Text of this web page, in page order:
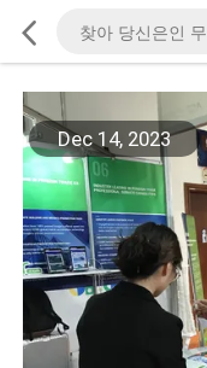
Dec 14, 2023